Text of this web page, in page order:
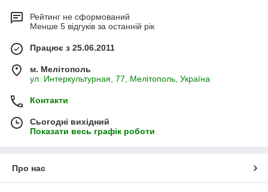
Рейтинг не сформований
Менше 5 відгуків за останній рік
Працює з 25.06.2011
м. Мелітополь
ул. Интеркультурная, 77, Мелітополь, Україна
Контакти
Сьогодні вихідний
Показати весь графік роботи
Про нас